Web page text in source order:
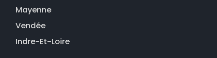
Mayenne
Vendée
Indre-Et-Loire